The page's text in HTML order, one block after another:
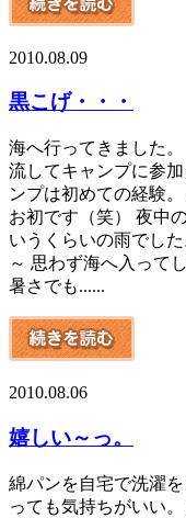
2010.08.09
黒こげ・・・
海へ行ってきました
流してキャンプに参
ンプは初めての経験
お初です（笑） 夜中
いうくらいの雨でし
～ 思わず海へ入って
暑さでも......
2010.08.06
嬉しい～っ。
綿パンを自宅で洗濯
っても気持ちがいい